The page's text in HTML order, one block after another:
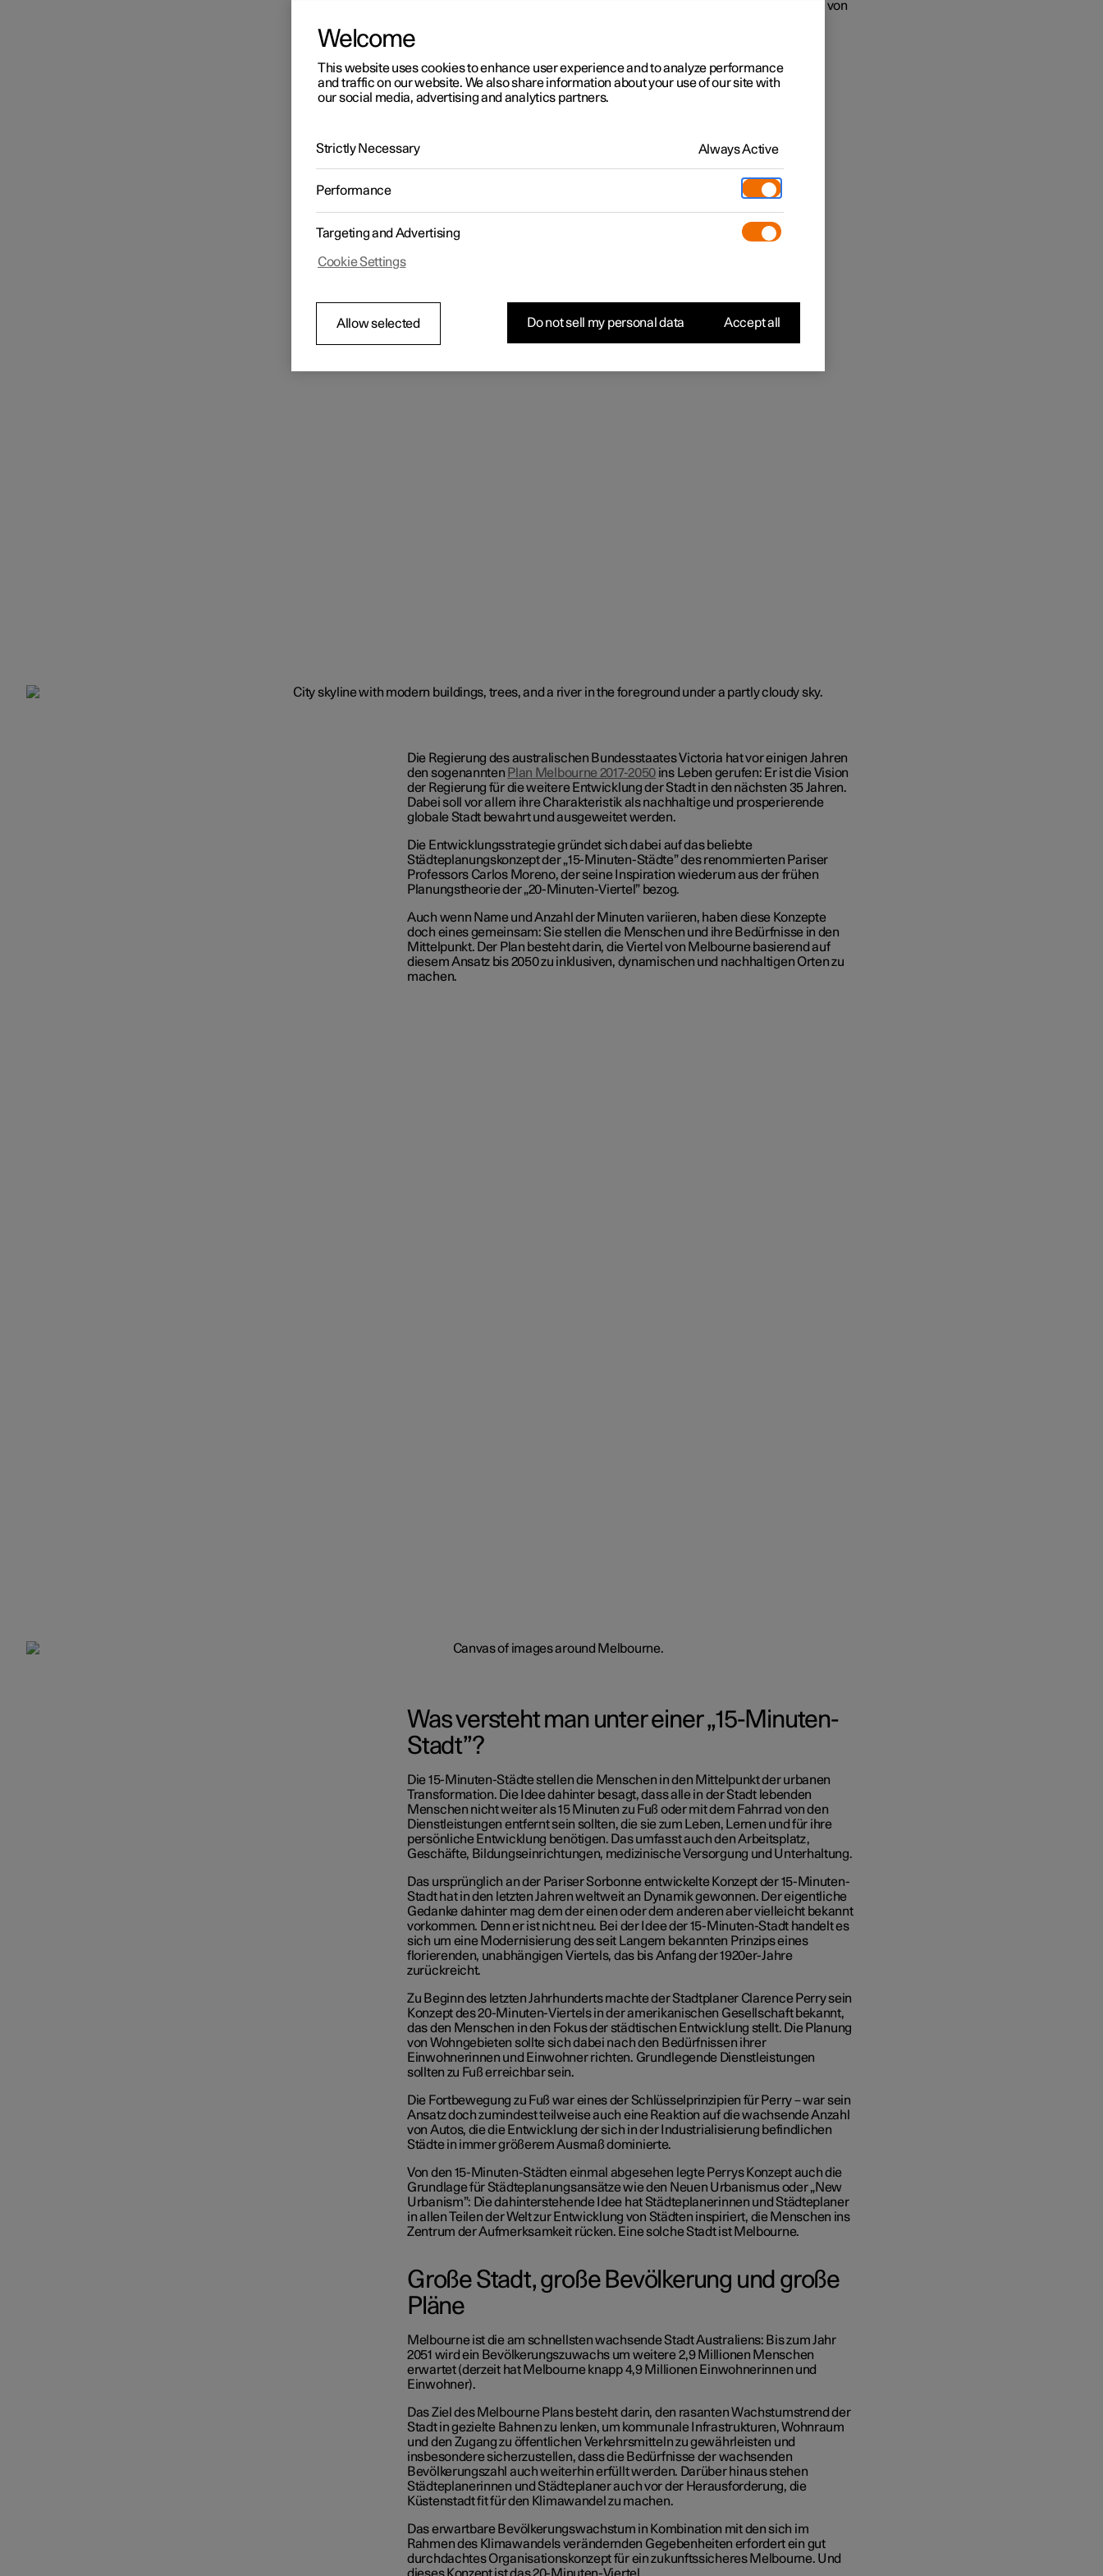
städtische Leben inklusiv und effizient. Das ist zumindest der Plan. Der Plan von
Die Regierung des australischen Bundesstaates Victoria hat vor einigen Jahren
den sogenannten Plan Melbourne 2017-2050 ins Leben gerufen: Er ist die Vision
der Regierung für die weitere Entwicklung der Stadt in den nächsten 35 Jahren.
Dabei soll vor allem ihre Charakteristik als nachhaltige und prosperierende
globale Stadt bewahrt und ausgeweitet werden.
Die Entwicklungsstrategie gründet sich dabei auf das beliebte
Städteplanungskonzept der „15-Minuten-Städte” des renommierten Pariser
Professors Carlos Moreno, der seine Inspiration wiederum aus der frühen
Planungstheorie der „20-Minuten-Viertel” bezog.
Auch wenn Name und Anzahl der Minuten variieren, haben diese Konzepte
doch eines gemeinsam: Sie stellen die Menschen und ihre Bedürfnisse in den
Mittelpunkt. Der Plan besteht darin, die Viertel von Melbourne basierend auf
diesem Ansatz bis 2050 zu inklusiven, dynamischen und nachhaltigen Orten zu
machen.
Was versteht man unter einer „15-Minuten-
Stadt”?
Die 15-Minuten-Städte stellen die Menschen in den Mittelpunkt der urbanen
Transformation. Die Idee dahinter besagt, dass alle in der Stadt lebenden
Menschen nicht weiter als 15 Minuten zu Fuß oder mit dem Fahrrad von den
Dienstleistungen entfernt sein sollten, die sie zum Leben, Lernen und für ihre
persönliche Entwicklung benötigen. Das umfasst auch den Arbeitsplatz,
Geschäfte, Bildungseinrichtungen, medizinische Versorgung und Unterhaltung.
Das ursprünglich an der Pariser Sorbonne entwickelte Konzept der 15-Minuten-
Stadt hat in den letzten Jahren weltweit an Dynamik gewonnen. Der eigentliche
Gedanke dahinter mag dem der einen oder dem anderen aber vielleicht bekannt
vorkommen. Denn er ist nicht neu. Bei der Idee der 15-Minuten-Stadt handelt es
sich um eine Modernisierung des seit Langem bekannten Prinzips eines
florierenden, unabhängigen Viertels, das bis Anfang der 1920er-Jahre
zurückreicht.
Zu Beginn des letzten Jahrhunderts machte der Stadtplaner Clarence Perry sein
Konzept des 20-Minuten-Viertels in der amerikanischen Gesellschaft bekannt,
das den Menschen in den Fokus der städtischen Entwicklung stellt. Die Planung
von Wohngebieten sollte sich dabei nach den Bedürfnissen ihrer
Einwohnerinnen und Einwohner richten. Grundlegende Dienstleistungen
sollten zu Fuß erreichbar sein.
Die Fortbewegung zu Fuß war eines der Schlüsselprinzipien für Perry – war sein
Ansatz doch zumindest teilweise auch eine Reaktion auf die wachsende Anzahl
von Autos, die die Entwicklung der sich in der Industrialisierung befindlichen
Städte in immer größerem Ausmaß dominierte.
Von den 15-Minuten-Städten einmal abgesehen legte Perrys Konzept auch die
Grundlage für Städteplanungsansätze wie den Neuen Urbanismus oder „New
Urbanism”: Die dahinterstehende Idee hat Städteplanerinnen und Städteplaner
in allen Teilen der Welt zur Entwicklung von Städten inspiriert, die Menschen ins
Zentrum der Aufmerksamkeit rücken. Eine solche Stadt ist Melbourne.
Große Stadt, große Bevölkerung und große
Pläne
Melbourne ist die am schnellsten wachsende Stadt Australiens: Bis zum Jahr
2051 wird ein Bevölkerungszuwachs um weitere 2,9 Millionen Menschen
erwartet (derzeit hat Melbourne knapp 4,9 Millionen Einwohnerinnen und
Einwohner).
Das Ziel des Melbourne Plans besteht darin, den rasanten Wachstumstrend der
Stadt in gezielte Bahnen zu lenken, um kommunale Infrastrukturen, Wohnraum
und den Zugang zu öffentlichen Verkehrsmitteln zu gewährleisten und
insbesondere sicherzustellen, dass die Bedürfnisse der wachsenden
Bevölkerungszahl auch weiterhin erfüllt werden. Darüber hinaus stehen
Städteplanerinnen und Städteplaner auch vor der Herausforderung, die
Küstenstadt fit für den Klimawandel zu machen.
Das erwartbare Bevölkerungswachstum in Kombination mit den sich im
Rahmen des Klimawandels verändernden Gegebenheiten erfordert ein gut
durchdachtes Organisationskonzept für ein zukunftssicheres Melbourne. Und
Welcome
This website uses cookies to enhance user experience and to analyze performance
and traffic on our website. We also share information about your use of our site with
our social media, advertising and analytics partners.
Strictly Necessary Always Active
Performance
Targeting and Advertising
Cookie Settings
Allow selected Do not sell my personal data Accept all